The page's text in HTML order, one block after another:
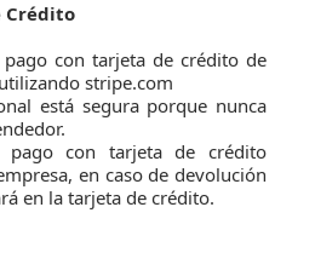
Crédito
con tarjeta de crédito de
stripe.com
está segura porque nunca
pago con tarjeta de crédito
en caso de devolución
en la tarjeta de crédito.